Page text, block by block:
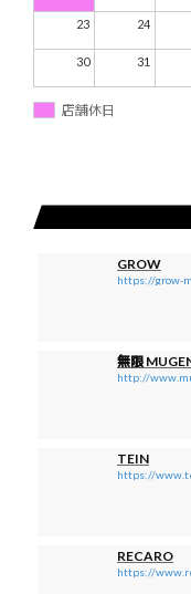
23 24
30 31
店舗休日
GROW
https://grow-
無限
http://
TEIN
https://
RECARO
https://